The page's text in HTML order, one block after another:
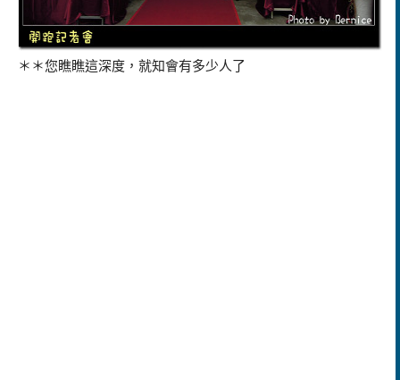
＊＊您瞧瞧這深度，就知會有多少人了